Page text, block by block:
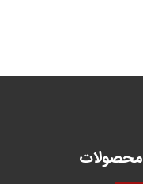
محصولات